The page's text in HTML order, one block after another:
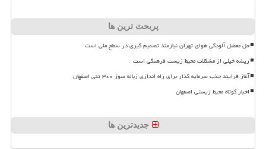
پربحث ترین ها
حل معضل آلودگی هوای تهران نیازمند تصمیم گیری در سطح ملی است
ریشه خیلی از مشکلات محیط زیست فرهنگی است
آغاز فرایند جذب سرمایه گذار برای راه اندازی زباله سوز ۳۰۰ تنی اصفهان
اخبار کوتاه محیط زیستی اصفهان
جدیدترین ها